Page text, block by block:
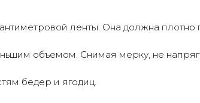
ленты. Она должна плотно
объемом. Снимая мерку, не
бедер и ягодиц.
25% стоимости покупки